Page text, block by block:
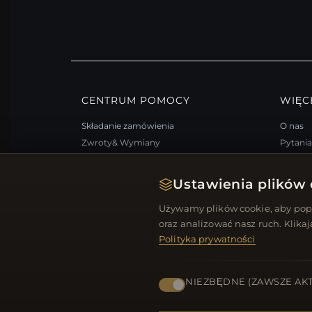
Ustawienia plików
Używamy plików cookie, aby
oraz analizować nasz ruch.
Polityka prywatności
NIEZBĘDNE (ZAWSZE
CENTRUM POMOCY
Składanie zamówienia
Zwroty& Wymiany
Moje konto& Nagrody
Skontaktuj się z nami
O nas
Wypisz